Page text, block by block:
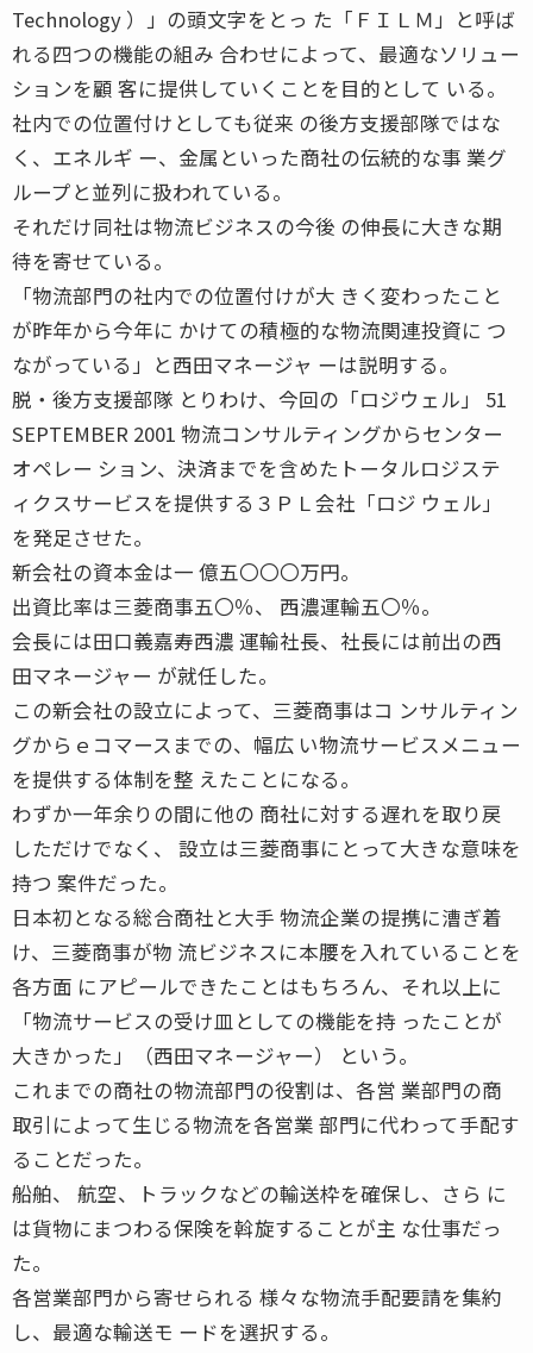
Technology ）」の頭文字をとっ た「ＦＩＬＭ」と呼ば
れる四つの機能の組み 合わせによって、最適なソリュー
ションを顧 客に提供していくことを目的として いる。
社内での位置付けとしても従来 の後方支援部隊ではな
く、エネルギ ー、金属といった商社の伝統的な事 業グ
ループと並列に扱われている。
それだけ同社は物流ビジネスの今後 の伸長に大きな期
待を寄せている。
「物流部門の社内での位置付けが大 きく変わったこと
が昨年から今年に かけての積極的な物流関連投資に つ
ながっている」と西田マネージャ ーは説明する。
脱・後方支援部隊 とりわけ、今回の「ロジウェル」 51
SEPTEMBER 2001 物流コンサルティングからセンター
オペレー ション、決済までを含めたトータルロジステ
ィクスサービスを提供する３ＰＬ会社「ロジ ウェル」
を発足させた。
新会社の資本金は一 億五〇〇〇万円。
出資比率は三菱商事五〇％、 西濃運輸五〇％。
会長には田口義嘉寿西濃 運輸社長、社長には前出の西
田マネージャー が就任した。
この新会社の設立によって、三菱商事はコ ンサルティン
グからｅコマースまでの、幅広 い物流サービスメニュー
を提供する体制を整 えたことになる。
わずか一年余りの間に他の 商社に対する遅れを取り戻
しただけでなく、 設立は三菱商事にとって大きな意味を
持つ 案件だった。
日本初となる総合商社と大手 物流企業の提携に漕ぎ着
け、三菱商事が物 流ビジネスに本腰を入れていることを
各方面 にアピールできたことはもちろん、それ以上に
「物流サービスの受け皿としての機能を持 ったことが
大きかった」（西田マネージャー） という。
これまでの商社の物流部門の役割は、各営 業部門の商
取引によって生じる物流を各営業 部門に代わって手配す
ることだった。
船舶、 航空、トラックなどの輸送枠を確保し、さら に
は貨物にまつわる保険を斡旋することが主 な仕事だっ
た。
各営業部門から寄せられる 様々な物流手配要請を集約
し、最適な輸送モ ードを選択する。